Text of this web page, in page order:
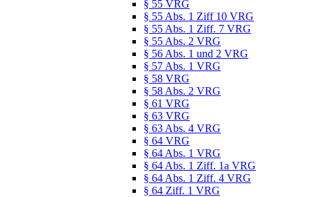
§ 55 VRG
§ 55 Abs. 1 Ziff 10 VRG
§ 55 Abs. 1 Ziff. 7 VRG
§ 55 Abs. 2 VRG
§ 56 Abs. 1 und 2 VRG
§ 57 Abs. 1 VRG
§ 58 VRG
§ 58 Abs. 2 VRG
§ 61 VRG
§ 63 VRG
§ 63 Abs. 4 VRG
§ 64 VRG
§ 64 Abs. 1 VRG
§ 64 Abs. 1 Ziff. 1a VRG
§ 64 Abs. 1 Ziff. 4 VRG
§ 64 Ziff. 1 VRG